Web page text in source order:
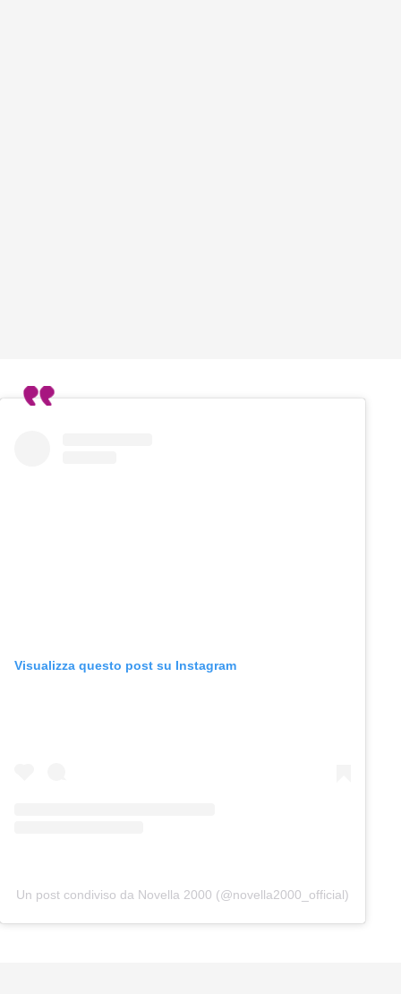
Visualizza questo post su Instagram
Un post condiviso da Novella 2000 (@novella2000_official)